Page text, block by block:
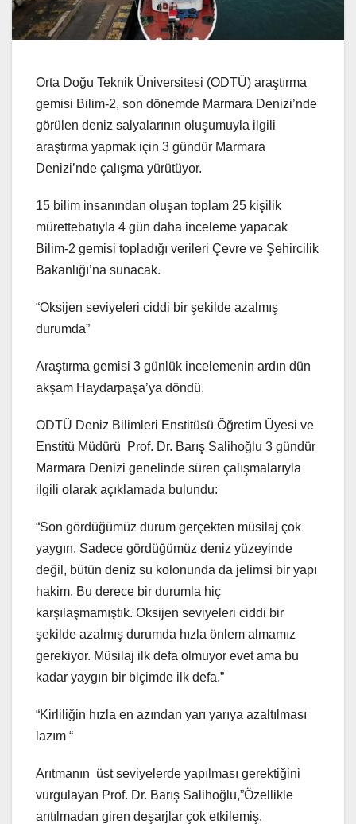
Orta Doğu Teknik Üniversitesi (ODTÜ) araştırma
gemisi Bilim-2, son dönemde Marmara Denizi’nde
görülen deniz salyalarının oluşumuyla ilgili
araştırma yapmak için 3 gündür Marmara
Denizi’nde çalışma yürütüyor.
15 bilim insanından oluşan toplam 25 kişilik
mürettebatıyla 4 gün daha inceleme yapacak
Bilim-2 gemisi topladığı verileri Çevre ve Şehircilik
Bakanlığı’na sunacak.
“Oksijen seviyeleri ciddi bir şekilde azalmış
durumda”
Araştırma gemisi 3 günlük incelemenin ardın dün
akşam Haydarpaşa’ya döndü.
ODTÜ Deniz Bilimleri Enstitüsü Öğretim Üyesi ve
Enstitü Müdürü Prof. Dr. Barış Salihoğlu 3 gündür
Marmara Denizi genelinde süren çalışmalarıyla
ilgili olarak açıklamada bulundu:
“Son gördüğümüz durum gerçekten müsilaj çok
yaygın. Sadece gördüğümüz deniz yüzeyinde
değil, bütün deniz su kolonunda da jelimsi bir yapı
hakim. Bu derece bir durumla hiç
karşılaşmamıştık. Oksijen seviyeleri ciddi bir
şekilde azalmış durumda hızla önlem almamız
gerekiyor. Müsilaj ilk defa olmuyor evet ama bu
kadar yaygın bir biçimde ilk defa.”
“Kirliliğin hızla en azından yarı yarıya azaltılması
lazım “
Arıtmanın üst seviyelerde yapılması gerektiğini
vurgulayan Prof. Dr. Barış Salihoğlu,”Özellikle
arıtılmadan giren deşarjlar çok etkilemiş.